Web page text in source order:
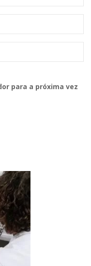
para a próxima vez